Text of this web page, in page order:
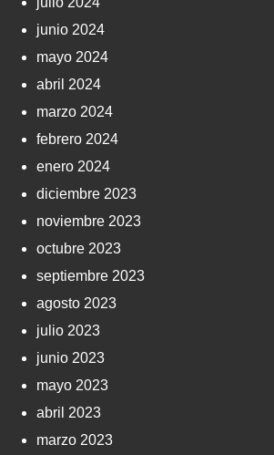
junio 2024
mayo 2024
abril 2024
marzo 2024
febrero 2024
enero 2024
diciembre 2023
noviembre 2023
octubre 2023
septiembre 2023
agosto 2023
julio 2023
junio 2023
mayo 2023
abril 2023
marzo 2023